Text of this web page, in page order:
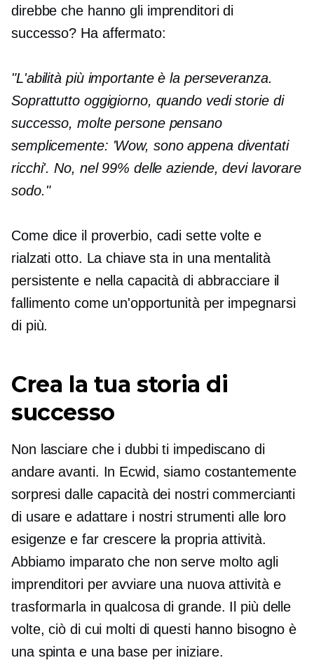
direbbe che hanno gli imprenditori di
successo? Ha affermato:
"L'abilità più importante è la perseveranza.
Soprattutto oggigiorno, quando vedi storie di
successo, molte persone pensano
semplicemente: 'Wow, sono appena diventati
ricchi'. No, nel 99% delle aziende, devi lavorare
sodo."
Come dice il proverbio, cadi sette volte e
rialzati otto. La chiave sta in una mentalità
persistente e nella capacità di abbracciare il
fallimento come un'opportunità per impegnarsi
di più.
Crea la tua storia di
successo
Non lasciare che i dubbi ti impediscano di
andare avanti. In Ecwid, siamo costantemente
sorpresi dalle capacità dei nostri commercianti
di usare e adattare i nostri strumenti alle loro
esigenze e far crescere la propria attività.
Abbiamo imparato che non serve molto agli
imprenditori per avviare una nuova attività e
trasformarla in qualcosa di grande. Il più delle
volte, ciò di cui molti di questi hanno bisogno è
una spinta e una base per iniziare.